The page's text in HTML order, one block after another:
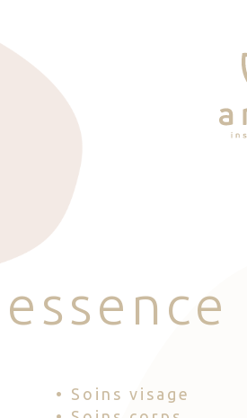
esse nce
• Soins visage